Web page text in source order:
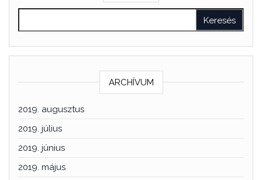
ARCHÍVUM
2019. augusztus
2019. július
2019. június
2019. május